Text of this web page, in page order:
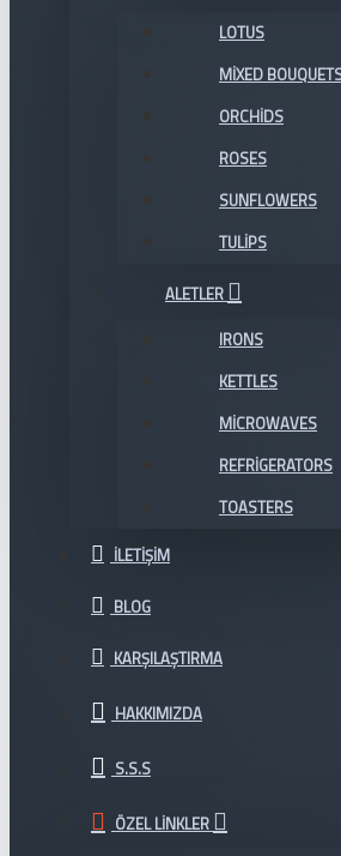
LOTUS
MIXED
ORCHIDS
ROSES
SUNFLOWERS
TULIPS
ALETLER
IRONS
KETTLES
MICROWAVES
REFRIGERATORS
TOASTERS
İLETIŞIM
BLOG
KARŞILAŞTIRMA
HAKKIMIZDA
S.S.S
ÖZEL LINKLER